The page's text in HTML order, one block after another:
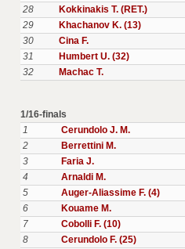
28
Kokkinakis T. (RET.)
29
Khachanov K. (13)
30
Cina F.
31
Humbert U. (32)
32
Machac T.
1/16-finals
1
Cerundolo J. M.
2
Berrettini M.
3
Faria J.
4
Arnaldi M.
5
Auger-Aliassime F. (4)
6
Kouame M.
7
Cobolli F. (10)
8
Cerundolo F. (25)